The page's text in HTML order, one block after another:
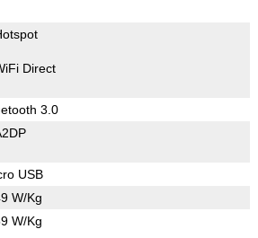
Direct
3.0
USB
W/Kg
W/Kg